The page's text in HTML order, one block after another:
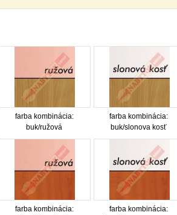
farba kombinácia:
buk/ružová
farba kombinácia:
buk/slonova kosť
farba kombinácia:
farba kombinácia: